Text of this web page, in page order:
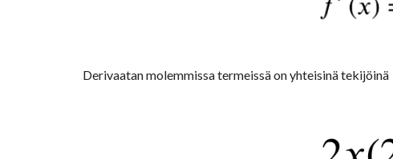
Derivaatan molemmissa termeissä on yhteisinä tekijöinä